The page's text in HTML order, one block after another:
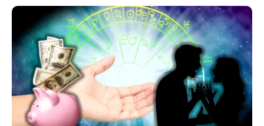
ACTUALITATE